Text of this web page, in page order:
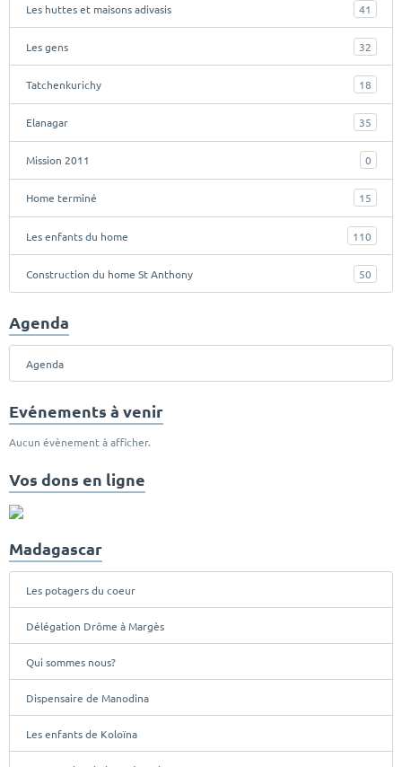
Les huttes et maisons adivasis 41
Les gens 32
Tatchenkurichy 18
Elanagar 35
Mission 2011 0
Home terminé 15
Les enfants du home 110
Construction du home St Anthony 50
Agenda
Agenda
Evénements à venir
Aucun évènement à afficher.
Vos dons en ligne
Madagascar
Les potagers du coeur
Délégation Drôme à Margès
Qui sommes nous?
Dispensaire de Manodina
Les enfants de Koloïna